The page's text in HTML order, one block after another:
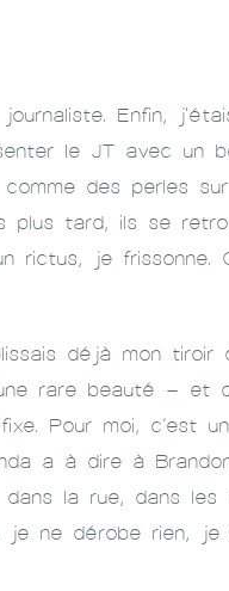
Enfin,
le JT avec un
comme des perles
plus tard, ils se
rictus, je frissonne.
déjà mon
rare beauté –
Pour moi, c’est
a à dire à
la rue, dans
je ne dérobe rien, je